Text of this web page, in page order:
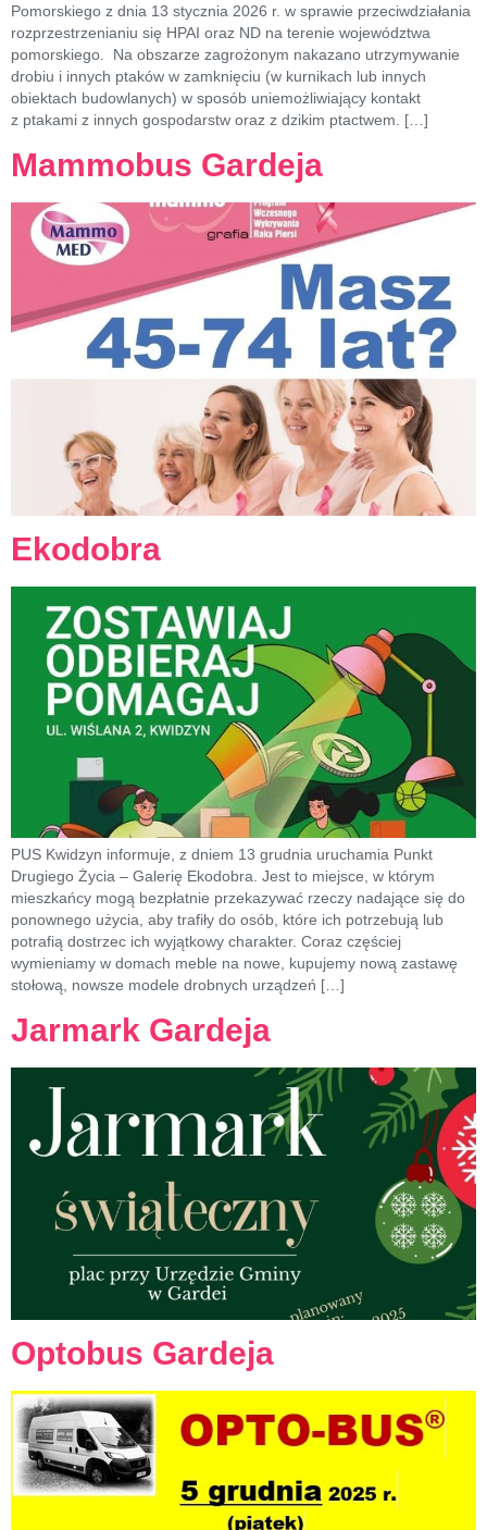
Pomorskiego z dnia 13 stycznia 2026 r. w sprawie przeciwdziałania
rozprzestrzenianiu się HPAI oraz ND na terenie województwa
pomorskiego. Na obszarze zagrożonym nakazano utrzymywanie
drobiu i innych ptaków w zamknięciu (w kurnikach lub innych
obiektach budowlanych) w sposób uniemożliwiający kontakt
z ptakami z innych gospodarstw oraz z dzikim ptactwem. […]
Mammobus Gardeja
Ekodobra
PUS Kwidzyn informuje, z dniem 13 grudnia uruchamia Punkt
Drugiego Życia – Galerię Ekodobra. Jest to miejsce, w którym
mieszkańcy mogą bezpłatnie przekazywać rzeczy nadające się do
ponownego użycia, aby trafiły do osób, które ich potrzebują lub
potrafią dostrzec ich wyjątkowy charakter. Coraz częściej
wymieniamy w domach meble na nowe, kupujemy nową zastawę
stołową, nowsze modele drobnych urządzeń […]
Jarmark Gardeja
Optobus Gardeja